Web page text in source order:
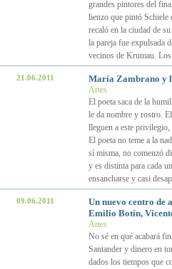
grandes pintores del
lienzo que pintó Schiele
recaló en la ciudad de
la pareja fue expulsada
vecinos de Krumau. Los
21.06.2011 María Zambrano y
Artes
El poeta saca de la
le da nombre y rostro.
lleguen a este
El poeta no teme a la
sí misma, no comenzó
y es distinta para cada
ensancharse y casi
09.06.2011
Un nuevo centro de
Emilio Botín,
Artes
No sé en qué acabará
Santander y dinero en
dados los tiempos que